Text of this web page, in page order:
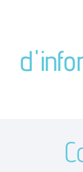
canapés et
séjours
meubles de
chambres et